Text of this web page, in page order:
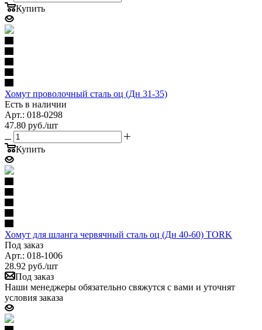
Купить
Хомут проволочный сталь оц (Дн 31-35)
Есть в наличии
Арт.: 018-0298
47.80 руб./шт
Купить
Хомут для шланга червячный сталь оц (Дн 40-60) TORK
Под заказ
Арт.: 018-1006
28.92 руб./шт
Под заказ
Наши менеджеры обязательно свяжутся с вами и уточнят
условия заказа